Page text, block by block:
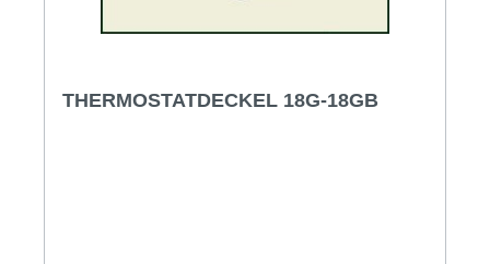
THERMOSTATDECKEL 18G-18GB